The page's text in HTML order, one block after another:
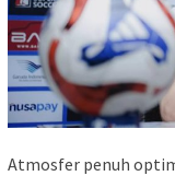
Atmosfer penuh